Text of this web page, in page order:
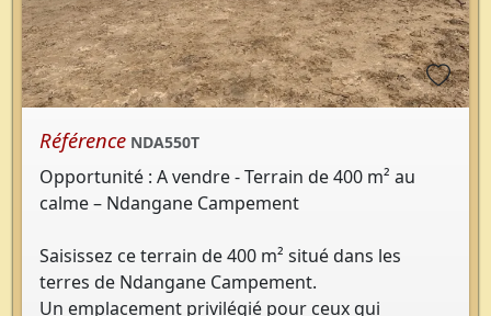
Référence NDA550T
Opportunité : A vendre - Terrain de 400 m² au
calme – Ndangane Campement
Saisissez ce terrain de 400 m² situé dans les
terres de Ndangane Campement.
Un emplacement privilégié pour ceux qui